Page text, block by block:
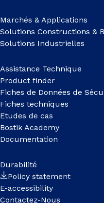
Marchés & Applications
Solutions Constructions &
Solutions Industrielles
Assistance Technique
Product finder
Fiches de Données de
Fiches techniques
Etudes de cas
Bostik Academy
Documentation
Durabilité
Policy statement
E-accessibility
Contactez-Nous